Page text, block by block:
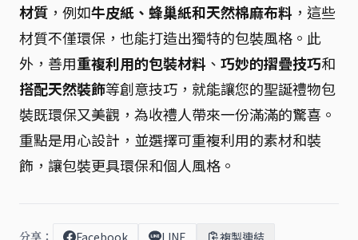
材質 ，例如牛皮紙、蜂巢紙和天然棉麻布料 ，這些
材質不僅環保，也能打造出獨特的包裝風格。此
外，善用重複利用的包裝材料 、 巧妙的摺疊技巧和
搭配天然裝飾等創意技巧，就能讓您的聖誕禮物包
裝既環保又美觀，為收禮人帶來一份滿滿的驚喜。
重點是用心設計，並選擇可重複利用的素材和裝
飾，讓包裝更具環保和個人風格。
分享： Facebook LINE 複製連結